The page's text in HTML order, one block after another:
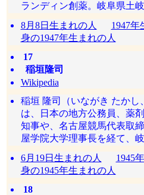
ランディン創薬。岐阜県土岐
8月8日生まれの人
1947年
身の1947年生まれの人
17
稲垣隆司
Wikipedia
稲垣 隆司（いながき たかし
は、日本の地方公務員、薬
知事や、名古屋競馬代表取
屋学院大学理事長を経て、
6月19日生まれの人
1945
身の1945年生まれの人
18